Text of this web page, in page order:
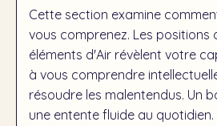
Cette section examine
vous comprenez. Les positions
éléments d'Air révèlent votre
à vous comprendre
résoudre les malentendus. Un
une entente fluide au quotidien.